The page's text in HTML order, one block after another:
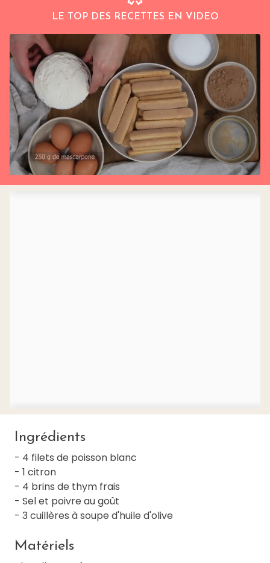
LE TOP DES RECETTES EN VIDEO
Ingrédients
- 4 filets de poisson blanc
- 1 citron
- 4 brins de thym frais
- Sel et poivre au goût
- 3 cuillères à soupe d'huile d'olive
Matériels